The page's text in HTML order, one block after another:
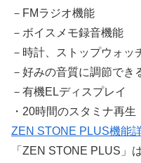
－FMラジオ機能
－ボイスメモ録音機能
－時計、ストップウォッ
－好みの音質に調節で
－有機ELディスプレイ
・20時間のスタミナ再生
ZEN STONE PLUS機能
「ZEN STONE PLUS」